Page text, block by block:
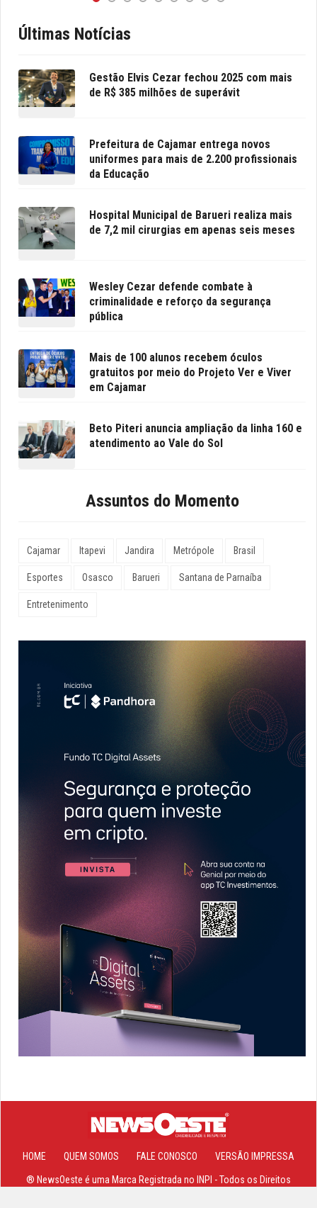
Últimas Notícias
Gestão Elvis Cezar fechou 2025 com mais
de R$ 385 milhões de superávit
Prefeitura de Cajamar entrega novos
uniformes para mais de 2.200 profissionais
da Educação
Hospital Municipal de Barueri realiza mais
de 7,2 mil cirurgias em apenas seis meses
Wesley Cezar defende combate à
criminalidade e reforço da segurança
pública
Mais de 100 alunos recebem óculos
gratuitos por meio do Projeto Ver e Viver
em Cajamar
Beto Piteri anuncia ampliação da linha 160 e
atendimento ao Vale do Sol
Assuntos do Momento
Cajamar Itapevi Jandira Metrópole Brasil
Esportes Osasco Barueri Santana de Parnaíba
Entretenimento
HOME QUEM SOMOS FALE CONOSCO VERSÃO IMPRESSA
® NewsOeste é uma Marca Registrada no INPI - Todos os Direitos